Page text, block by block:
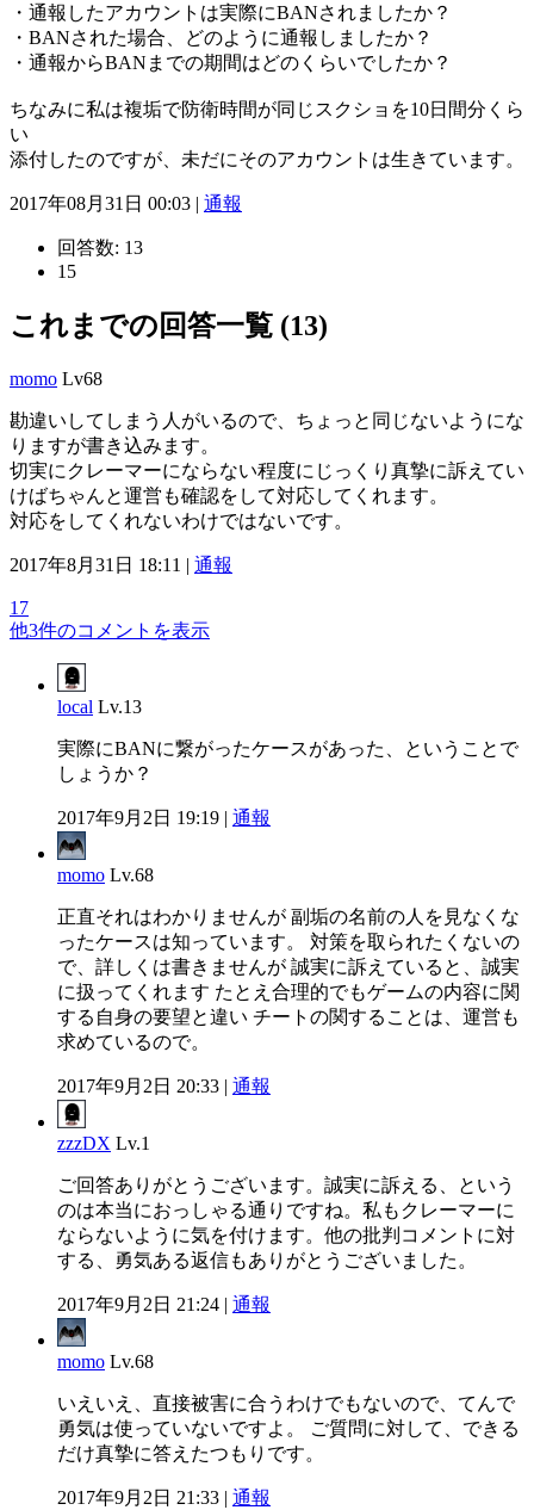
・通報したアカウントは実際にBANされましたか？
・BANされた場合、どのように通報しましたか？
・通報からBANまでの期間はどのくらいでしたか？
ちなみに私は複垢で防衛時間が同じスクショを10日間分くら
い
添付したのですが、未だにそのアカウントは生きています。
2017年08月31日 00:03 | 通報
回答数: 13
15
これまでの回答一覧 (13)
momo Lv68
勘違いしてしまう人がいるので、ちょっと同じないようにな
りますが書き込みます。
切実にクレーマーにならない程度にじっくり真摯に訴えてい
けばちゃんと運営も確認をして対応してくれます。
対応をしてくれないわけではないです。
2017年8月31日 18:11 | 通報
17
他3件のコメントを表示
local Lv.13
実際にBANに繋がったケースがあった、ということで
しょうか？
2017年9月2日 19:19 | 通報
momo Lv.68
正直それはわかりませんが 副垢の名前の人を見なくな
ったケースは知っています。 対策を取られたくないの
で、詳しくは書きませんが 誠実に訴えていると、誠実
に扱ってくれます たとえ合理的でもゲームの内容に関
する自身の要望と違い チートの関することは、運営も
求めているので。
2017年9月2日 20:33 | 通報
zzzDX Lv.1
ご回答ありがとうございます。誠実に訴える、という
のは本当におっしゃる通りですね。私もクレーマーに
ならないように気を付けます。他の批判コメントに対
する、勇気ある返信もありがとうございました。
2017年9月2日 21:24 | 通報
momo Lv.68
いえいえ、直接被害に合うわけでもないので、てんで
勇気は使っていないですよ。 ご質問に対して、できる
だけ真摯に答えたつもりです。
2017年9月2日 21:33 | 通報